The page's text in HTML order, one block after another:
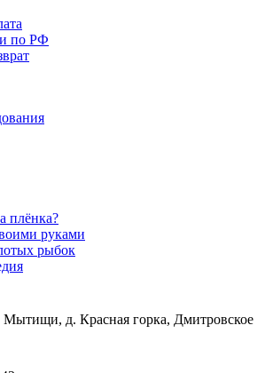
по РФ
плёнка?
руками
рыбок
д. Красная горка, Дмитровское